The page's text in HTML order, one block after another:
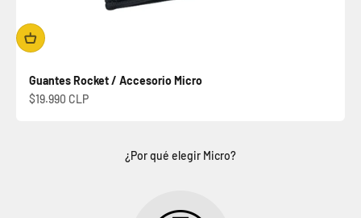
Guantes Rocket / Accesorio Micro
Precio de oferta
$19.990 CLP
¿Por qué elegir Micro?